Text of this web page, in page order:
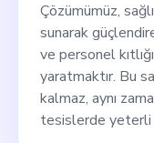
Çözümümüz,
sunarak
ve personel
yaratmaktır. Bu
kalmaz, aynı
tesislerde yeterli